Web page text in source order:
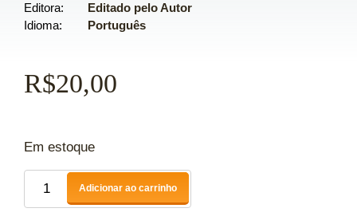
Editora
Editado pelo Autor
Idioma
Português
R$20,00
Em estoque
Adicionar ao carrinho